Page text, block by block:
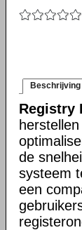
Beschrijving
Registry
de
systeem
een